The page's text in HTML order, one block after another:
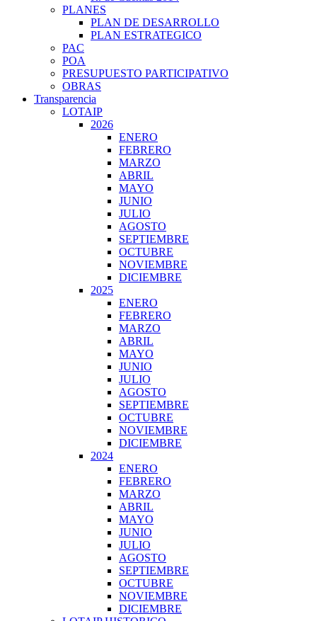
PLANES
PLAN DE DESARROLLO
PLAN ESTRATEGICO
PAC
POA
PRESUPUESTO PARTICIPATIVO
OBRAS
Transparencia
LOTAIP
2026
ENERO
FEBRERO
MARZO
ABRIL
MAYO
JUNIO
JULIO
AGOSTO
SEPTIEMBRE
OCTUBRE
NOVIEMBRE
DICIEMBRE
2025
ENERO
FEBRERO
MARZO
ABRIL
MAYO
JUNIO
JULIO
AGOSTO
SEPTIEMBRE
OCTUBRE
NOVIEMBRE
DICIEMBRE
2024
ENERO
FEBRERO
MARZO
ABRIL
MAYO
JUNIO
JULIO
AGOSTO
SEPTIEMBRE
OCTUBRE
NOVIEMBRE
DICIEMBRE